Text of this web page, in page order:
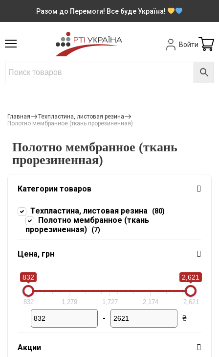
Разом до Перемоги! Все буде Україна!
Войти
Главная
Техпластина, листовая резина
Полотно мембранное (ткань прорезиненная)
Полотно мембранное (ткань
прорезиненная)
Категории товаров
Техпластина, листовая резина (80)
Полотно мембранное (ткань
прорезиненная) (7)
Цена, грн
832 2,621
832 1,279 1,727 2,174 2,621
Мин. цена
- Макс. цена ₴
Акции